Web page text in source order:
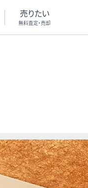
売りたい
無料査定・売却